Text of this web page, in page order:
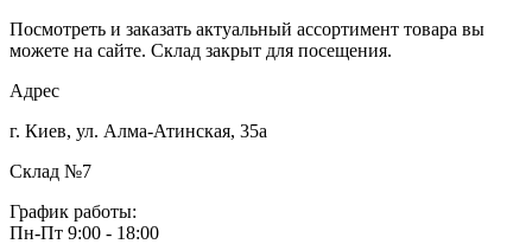
Посмотреть и заказать актуальный ассортимент товара вы
можете на сайте. Склад закрыт для посещения.
Адрес
г. Киев, ул. Алма-Атинская, 35а
Склад №7
График работы:
Пн-Пт 9:00 - 18:00